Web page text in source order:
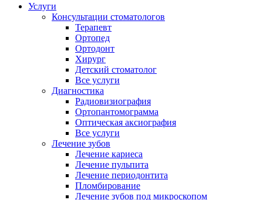
Услуги
Консультации стоматологов
Терапевт
Ортопед
Ортодонт
Хирург
Детский стоматолог
Все услуги
Диагностика
Радиовизиография
Ортопантомограмма
Оптическая аксиография
Все услуги
Лечение зубов
Лечение кариеса
Лечение пульпита
Лечение периодонтита
Пломбирование
Лечение зубов под микроскопом